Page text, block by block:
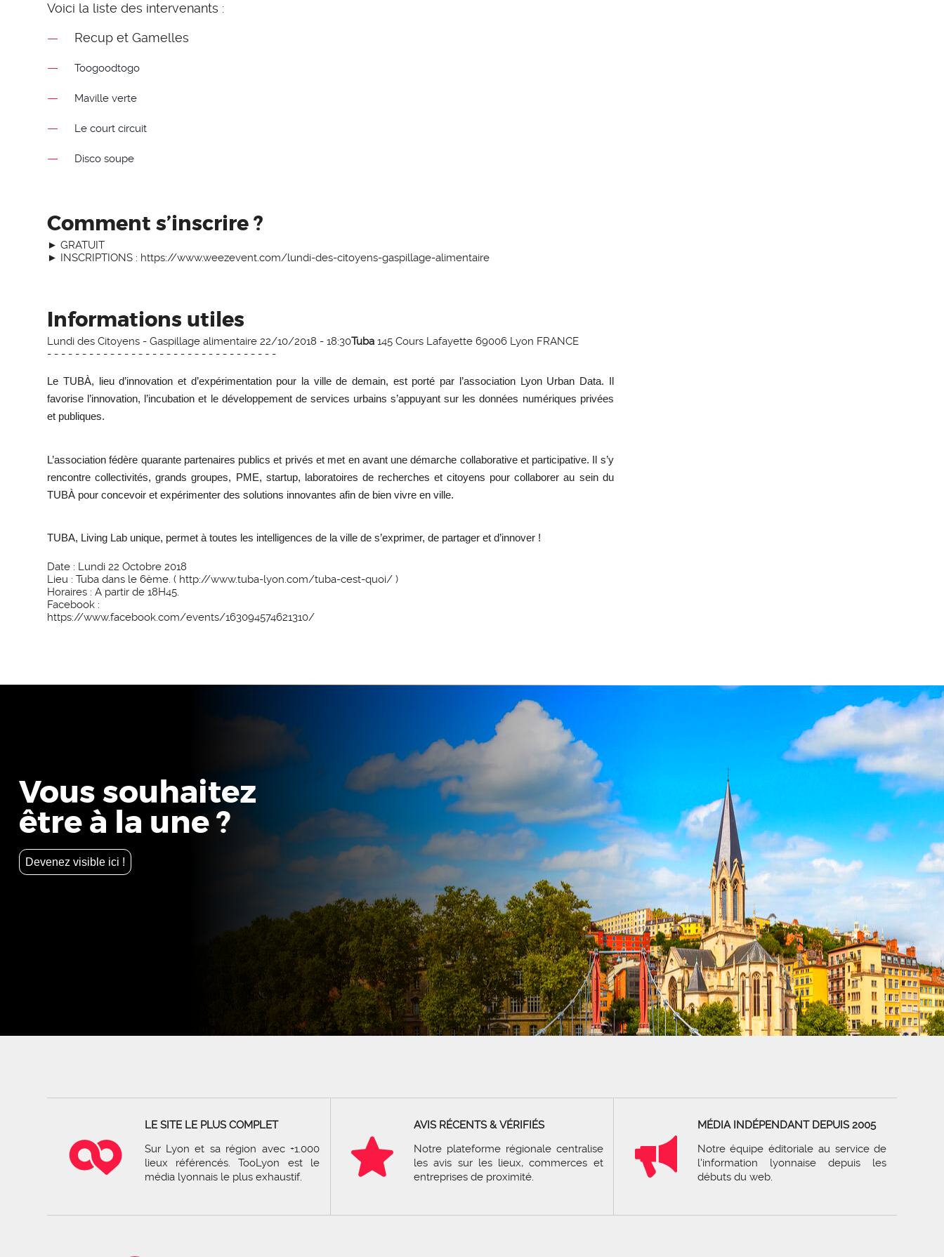
Voici la liste des intervenants :
Recup et Gamelles
Toogoodtogo
Maville verte
Le court circuit
Disco soupe
Comment s’inscrire ?
► GRATUIT
► INSCRIPTIONS : https://www.weezevent.com/lundi-des-citoyens-gaspillage-alimentaire
Informations utiles
Lundi des Citoyens - Gaspillage alimentaire 22/10/2018 - 18:30Tuba 145 Cours Lafayette 69006 Lyon FRANCE
- - - - - - - - - - - - - - - - - - - - - - - - - - - - - - - - -
Le TUBÀ, lieu d’innovation et d’expérimentation pour la ville de demain, est porté par l’association Lyon Urban Data. Il
favorise l’innovation, l’incubation et le développement de services urbains s’appuyant sur les données numériques privées
et publiques.
L’association fédère quarante partenaires publics et privés et met en avant une démarche collaborative et participative. Il s’y
rencontre collectivités, grands groupes, PME, startup, laboratoires de recherches et citoyens pour collaborer au sein du
TUBÀ pour concevoir et expérimenter des solutions innovantes afin de bien vivre en ville.
TUBA, Living Lab unique, permet à toutes les intelligences de la ville de s’exprimer, de partager et d’innover !
Date : Lundi 22 Octobre 2018
Lieu : Tuba dans le 6ème. ( http://www.tuba-lyon.com/tuba-cest-quoi/ )
Horaires : A partir de 18H45.
Facebook :
https://www.facebook.com/events/163094574621310/
Vous souhaitez
être à la une ?
Devenez visible ici !
LE SITE LE PLUS COMPLET
Sur Lyon et sa région avec +1.000
lieux référencés. TooLyon est le
média lyonnais le plus exhaustif.
AVIS RÉCENTS & VÉRIFIÉS
Notre plateforme régionale centralise
les avis sur les lieux, commerces et
entreprises de proximité.
MÉDIA INDÉPENDANT DEPUIS 2005
Notre équipe éditoriale au service de
l'information lyonnaise depuis les
débuts du web.